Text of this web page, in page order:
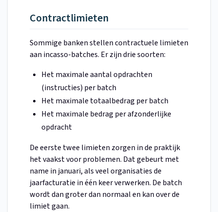
Contractlimieten
Sommige banken stellen contractuele limieten
aan incasso-batches. Er zijn drie soorten:
Het maximale aantal opdrachten
(instructies) per batch
Het maximale totaalbedrag per batch
Het maximale bedrag per afzonderlijke
opdracht
De eerste twee limieten zorgen in de praktijk
het vaakst voor problemen. Dat gebeurt met
name in januari, als veel organisaties de
jaarfacturatie in één keer verwerken. De batch
wordt dan groter dan normaal en kan over de
limiet gaan.